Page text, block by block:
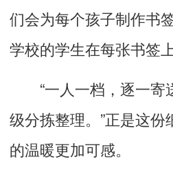
们会为每个孩子制作书
学校的学生在每张书签
“一人一档，逐一寄
级分拣整理。”正是这份
的温暖更加可感。